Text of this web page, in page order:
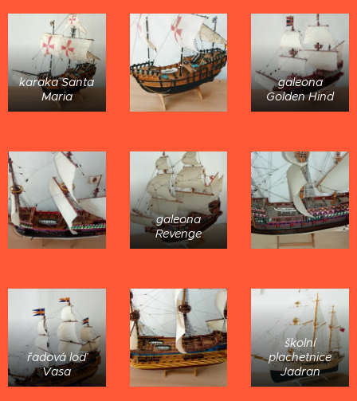
karaka Santa
Maria
galeona
Golden Hind
galeona
Revenge
řadová loď
Vasa
školní
plachetnice
Jadran